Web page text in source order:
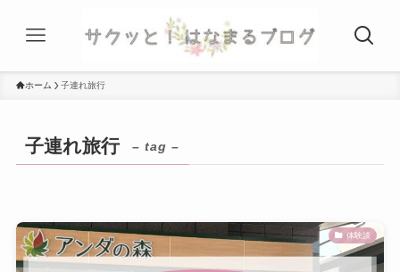
ホーム 子連れ旅行
子連れ旅行 – tag –
体験談